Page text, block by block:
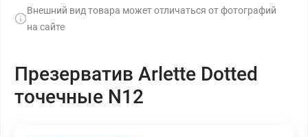
Внешний вид товара может отличаться от фотографий
на сайте
Презерватив Arlette Dotted
точечные N12